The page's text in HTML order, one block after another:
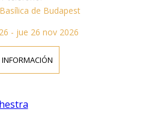
de Budapest
- jue 26 nov 2026